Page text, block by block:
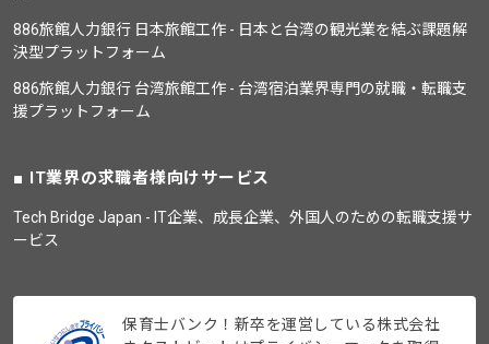
886旅館人力銀行 日本旅館工作 - 日本と台湾の観光業を結ぶ課題解
決型プラットフォーム
886旅館人力銀行 台湾旅館工作 - 台湾宿泊業界専門の就職・転職支
援プラットフォーム
IT業界の求職者様向けサービス
Tech Bridge Japan - IT企業、成長企業、外国人のための転職支援サ
ービス
保育士バンク！新卒を運営している株式会社